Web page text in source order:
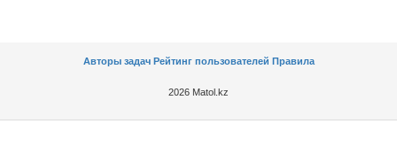
Авторы задач Рейтинг пользователей Правила
2026 Matol.kz